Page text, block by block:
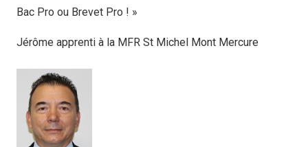
Bac Pro ou Brevet Pro ! »
Jérôme apprenti à la MFR St Michel Mont Mercure